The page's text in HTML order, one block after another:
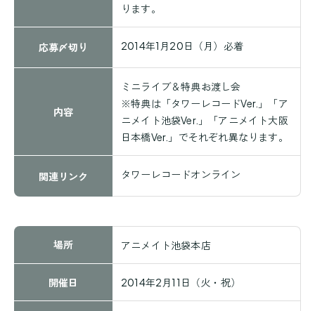
ります。
応募〆切り 2014年1月20日（月）必着
内容
ミニライブ＆特典お渡し会
※特典は「タワーレコードVer.」「ア
ニメイト池袋Ver.」「アニメイト大阪
日本橋Ver.」でそれぞれ異なります。
関連リンク タワーレコードオンライン
場所 アニメイト池袋本店
開催日 2014年2月11日（火・祝）